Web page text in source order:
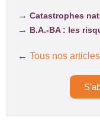
→ Catastrophes
→ B.A.-BA : les
← Tous nos